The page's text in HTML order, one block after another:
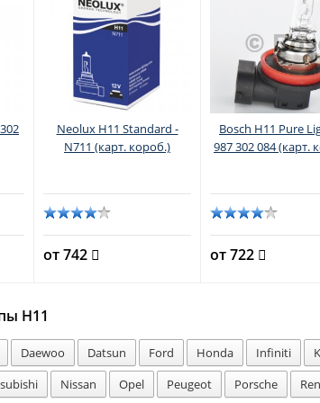
Neolux H11 Standard -
N711 (карт. короб.)
от 742
Bosch H11 Pure
987 302 084 (карт.
от 722
H11
Daewoo Datsun Ford Honda Infiniti
Nissan Opel Peugeot Porsche